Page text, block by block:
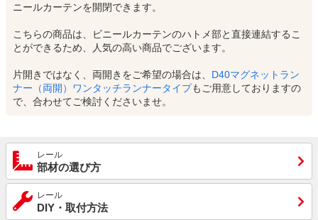
ニールカーテンを開閉できます。
こちらの商品は、ビニールカーテンのハトメ部と直接連結するこ
とができるため、人気の高い商品でございます。
片開きではなく、両開きをご希望の場合は、 D40マグネットラン
ナー（両開）ワンタッチランナータイプもご用意しておりますの
で、合わせてご検討くださいませ。
レール
部材の選び方
レール
DIY・取付方法